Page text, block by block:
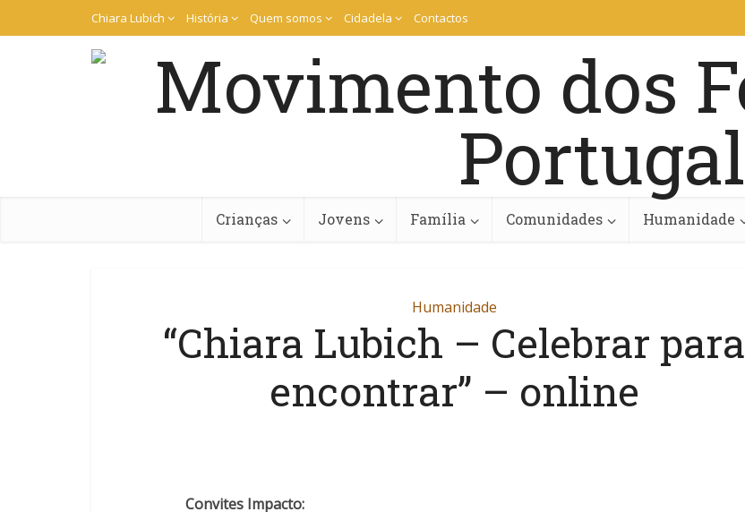
Chiara Lubich História Quem somos Cidadela Contactos
Crianças Jovens Família Comunidades Humanidade
Humanidade
“Chiara Lubich – Celebrar para
encontrar” – online
Convites Impacto: